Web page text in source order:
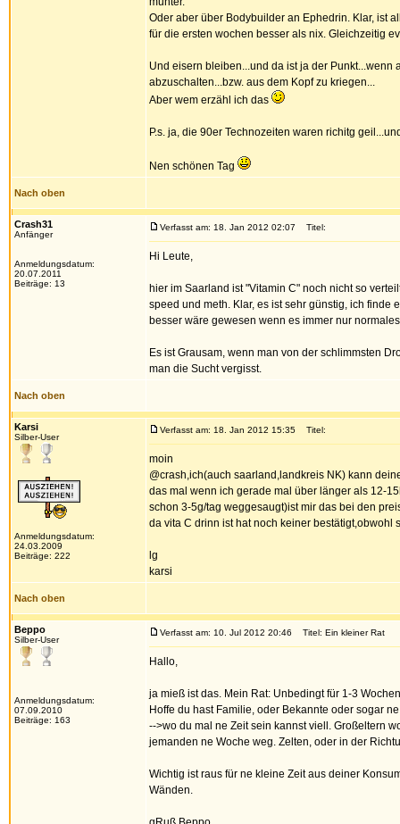
Oder aber über Bodybuilder an Ephedrin. Klar, ist
für die ersten wochen besser als nix. Gleichzeitig
Und eisern bleiben...und da ist ja der
abzuschalten...bzw. aus dem Kopf zu kriegen...
Aber wem erzähl ich das
P.s. ja, die 90er Technozeiten waren richitg
Nen schönen Tag
Nach oben
Crash31
Anfänger
Anmeldungsdatum:
20.07.2011
Beiträge: 13
Verfasst am: 18. Jan 2012 02:07 Titel:
Hi Leute,
hier im Saarland ist "Vitamin C" noch nicht so
speed und meth. Klar, es ist sehr günstig, ich
besser wäre gewesen wenn es immer nur
Es ist Grausam, wenn man von der schlimmsten
man die Sucht vergisst.
Nach oben
Karsi
Silber-User
Anmeldungsdatum:
24.03.2009
Beiträge: 222
Verfasst am: 18. Jan 2012 15:35 Titel:
moin
@crash,ich(auch saarland,landkreis NK) kann
das mal wenn ich gerade mal über länger als 12-
schon 3-5g/tag weggesaugt)ist mir das bei den
da vita C drinn ist hat noch keiner bestätigt,obwohl
lg
karsi
Nach oben
Beppo
Silber-User
Anmeldungsdatum:
07.09.2010
Beiträge: 163
Verfasst am: 10. Jul 2012 20:46 Titel: Ein kleiner Rat
Hallo,
ja mieß ist das. Mein Rat: Unbedingt für 1-3
Hoffe du hast Familie, oder Bekannte oder sogar
-->wo du mal ne Zeit sein kannst viell. Großeltern
jemanden ne Woche weg. Zelten, oder in der
Wichtig ist raus für ne kleine Zeit aus deiner
Wänden.